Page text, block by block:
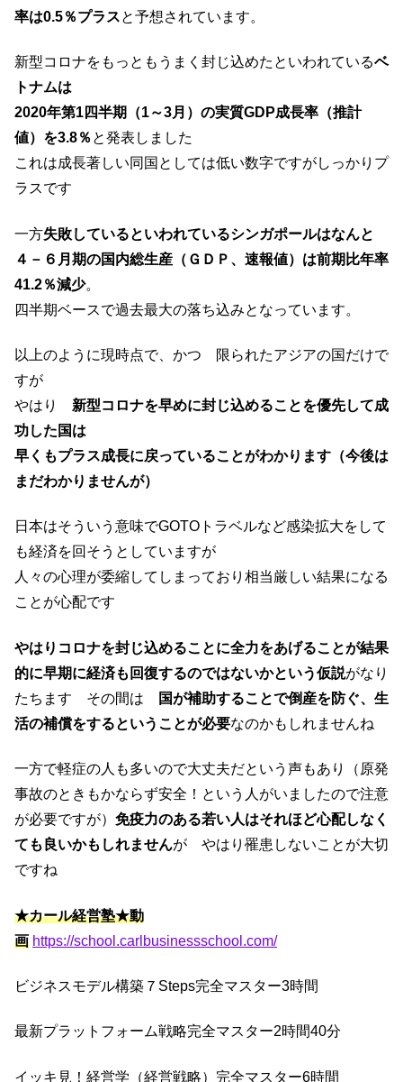
率は0.5％プラスと予想されています。
新型コロナをもっともうまく封じ込めたといわれているベ
トナムは
2020年第1四半期（1～3月）の実質GDP成長率（推計
値）を3.8％ と発表しました
これは成長著しい同国としては低い数字ですがしっかりプ
ラスです
一方失敗しているといわれているシンガポールはなんと
４－６月期の国内総生産（ＧＤＰ、速報値）は前期比年率
41.2％減少。
四半期ベースで過去最大の落ち込みとなっています。
以上のように現時点で、かつ 限られたアジアの国だけで
すが
やはり 新型コロナを早めに封じ込めることを優先して成
功した国は
早くもプラス成長に戻っていることがわかります（今後は
まだわかりませんが）
日本はそういう意味でGOTOトラベルなど感染拡大をして
も経済を回そうとしていますが
人々の心理が委縮してしまっており相当厳しい結果になる
ことが心配です
やはりコロナを封じ込めることに全力をあげることが結果
的に早期に経済も回復するのではないかという仮説がなり
たちます その間は
国が補助することで倒産を防ぐ、生
活の補償をするということが必要なのかもしれませんね
一方で軽症の人も多いので大丈夫だという声もあり（原発
事故のときもかならず安全！という人がいましたので注意
が必要ですが） 免疫力のある若い人はそれほど心配しなく
ても良いかもしれませんが やはり罹患しないことが大切
ですね
★カール経営塾★動
画 https://school.carlbusinessschool.com/
ビジネスモデル構築７Steps完全マスター3時間
最新プラットフォーム戦略完全マスター2時間40分
イッキ見！経営学（経営戦略）完全マスター6時間